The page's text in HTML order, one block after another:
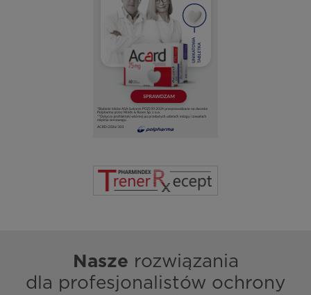
Nasze rozwiązania
dla profesjonalistów ochrony